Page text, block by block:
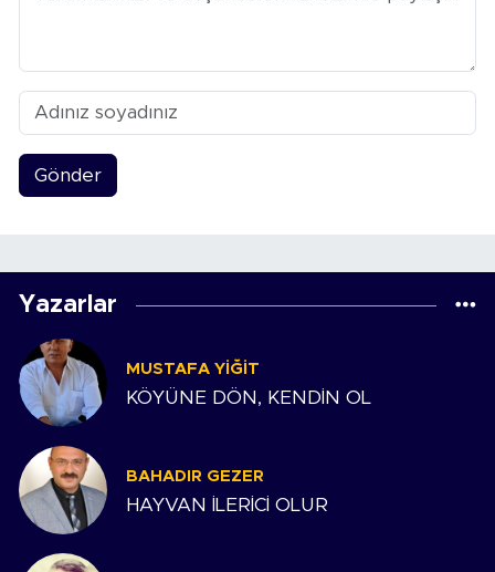
Gönder
Yazarlar
MUSTAFA YIĞIT
KÖYÜNE DÖN, KENDİN OL
BAHADIR GEZER
HAYVAN İLERİCİ OLUR